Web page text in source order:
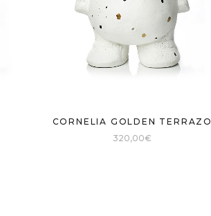
CORNELIA GOLDEN TERRAZO
320,00€